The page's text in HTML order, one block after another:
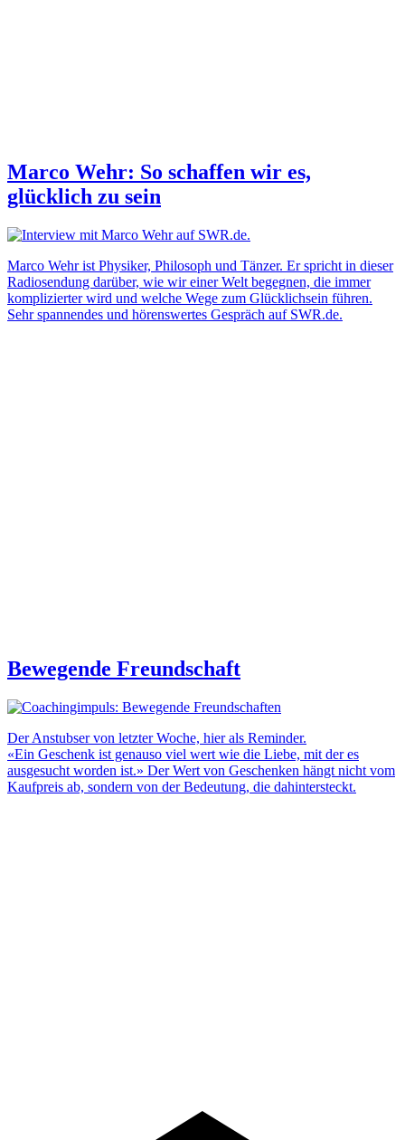
Marco Wehr: So schaffen wir es,
glücklich zu sein
Marco Wehr ist Physiker, Philosoph und Tänzer. Er spricht in dieser
Radiosendung darüber, wie wir einer Welt begegnen, die immer
komplizierter wird und welche Wege zum Glücklichsein führen.
Sehr spannendes und hörenswertes Gespräch auf SWR.de.
Bewegende Freundschaft
Der Anstubser von letzter Woche, hier als Reminder.
«Ein Geschenk ist genauso viel wert wie die Liebe, mit der es
ausgesucht worden ist.» Der Wert von Geschenken hängt nicht vom
Kaufpreis ab, sondern von der Bedeutung, die dahintersteckt.